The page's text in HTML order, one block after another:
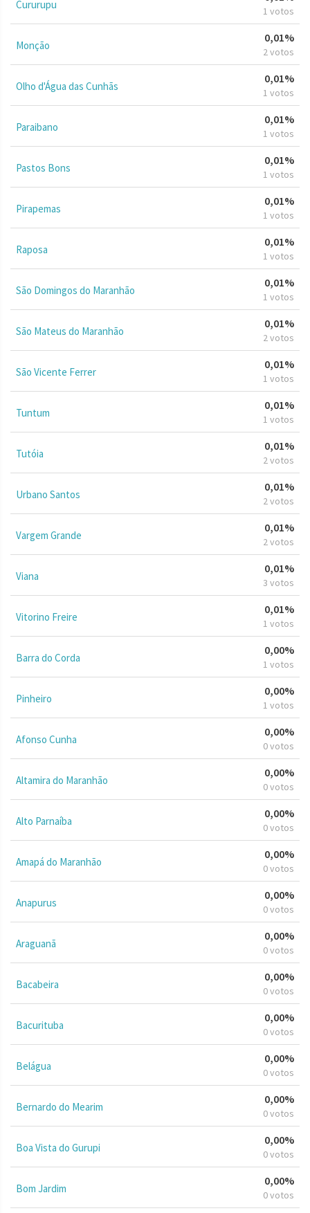
Cururupu 1 votos
Monção
0,01%
2 votos
Olho d'Água das Cunhãs
0,01%
1 votos
Paraibano
0,01%
1 votos
Pastos Bons
0,01%
1 votos
Pirapemas
0,01%
1 votos
Raposa
0,01%
1 votos
São Domingos do Maranhão
0,01%
1 votos
São Mateus do Maranhão
0,01%
2 votos
São Vicente Ferrer
0,01%
1 votos
Tuntum
0,01%
1 votos
Tutóia
0,01%
2 votos
Urbano Santos
0,01%
2 votos
Vargem Grande
0,01%
2 votos
Viana
0,01%
3 votos
Vitorino Freire
0,01%
1 votos
Barra do Corda
0,00%
1 votos
Pinheiro
0,00%
1 votos
Afonso Cunha
0,00%
0 votos
Altamira do Maranhão
0,00%
0 votos
Alto Parnaíba
0,00%
0 votos
Amapá do Maranhão
0,00%
0 votos
Anapurus
0,00%
0 votos
Araguanã
0,00%
0 votos
Bacabeira
0,00%
0 votos
Bacurituba
0,00%
0 votos
Belágua
0,00%
0 votos
Bernardo do Mearim
0,00%
0 votos
Boa Vista do Gurupi
0,00%
0 votos
Bom Jardim
0,00%
0 votos